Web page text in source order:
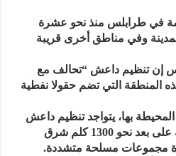
في طرابلس منذ نحو عشرة
وفي مناطق أخرى قريبة
إن تنظيم داعش “تحالف مع
المنطقة التي تضم حقولا نفطية
بها، يتواجد تنظيم داعش
كذلك في مدينة درنة الواقعة على بعد نحو 1300 كلم شرق
مجموعات مسلحة متشددة.